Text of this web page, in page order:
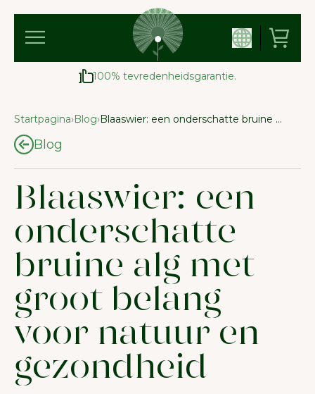
100% tevredenheidsgarantie.
Startpagina›Blog› Blaaswier: een onderschatte bruine alg met groot belang voor natuur en gezondheid
Blog
Blaaswier: een
onderschatte
bruine alg met
groot belang
voor natuur en
gezondheid